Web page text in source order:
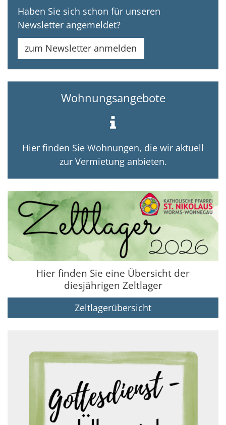
Haben Sie sich schon für unseren
Newsletter angemeldet?
zum Newsletter anmelden
Wohnungsangebote
Hier finden Sie Wohnungen, die wir aktuell
zur Vermietung anbieten.
Hier finden Sie eine Übersicht der
diesjährigen Zeltlager
Zeltlagerübersicht